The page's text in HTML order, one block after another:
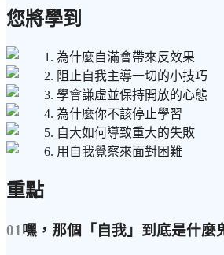
您將學到
1. 為什麼自滿會帶來反效果
2. 阻止自我主導一切的小技巧
3. 學會謙虛並保持開放的心態
4. 為什麼你不該停止學習
5. 自大如何導致重大的失敗
6. 用自我覺察來面對困難
重點
01嘿，那個「自我」到底是什麼